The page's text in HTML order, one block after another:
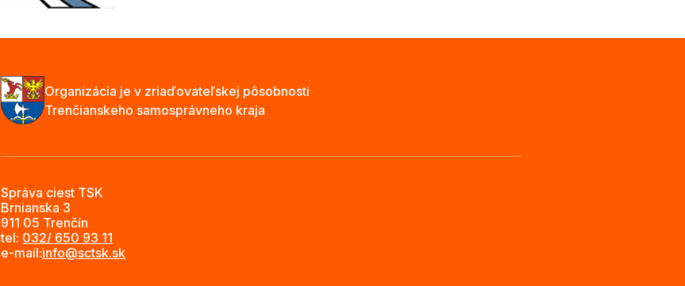
Organizácia je v zriaďovateľskej pôsobnosti
Trenčianskeho samosprávneho kraja
Správa ciest TSK
Brnianska 3
911 05 Trenčín
tel: 032/ 650 93 11
e-mail:info@sctsk.sk